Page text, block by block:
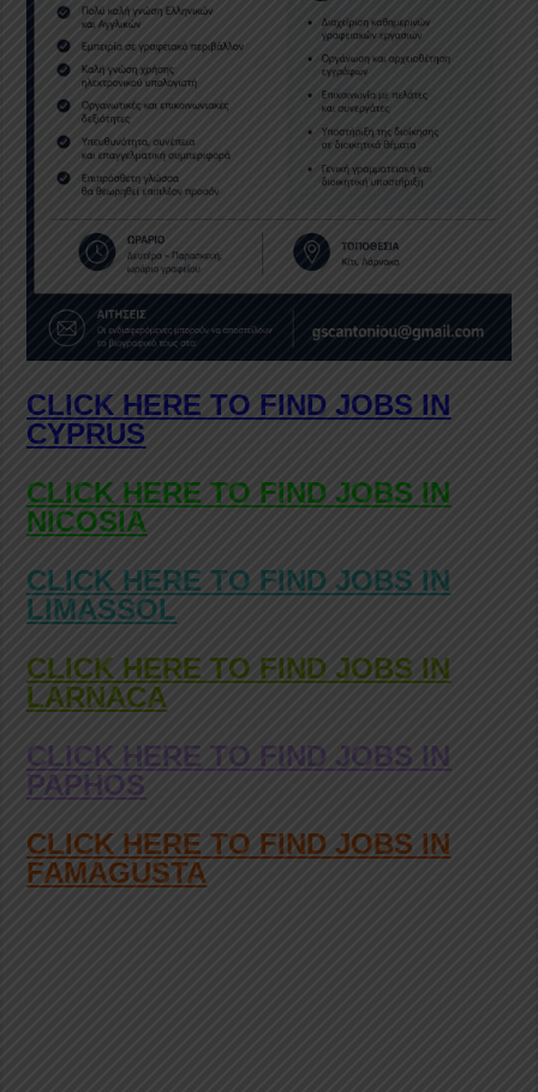
CLICK HERE TO FIND JOBS IN
CYPRUS
CLICK HERE TO FIND JOBS IN
NICOSIA
CLICK HERE TO FIND JOBS IN
LIMASSOL
CLICK HERE TO FIND JOBS IN
LARNACA
CLICK HERE TO FIND JOBS IN
PAPHOS
CLICK HERE TO FIND JOBS IN
FAMAGUSTA